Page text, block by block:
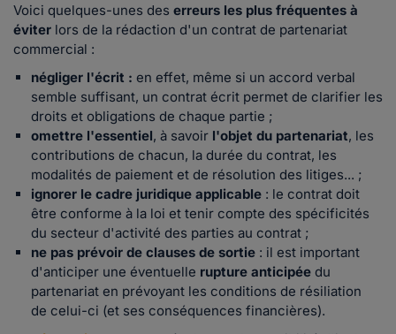
Voici quelques-unes des erreurs les plus fréquentes à
éviter lors de la rédaction d'un contrat de partenariat
commercial :
négliger l'écrit : en effet, même si un accord verbal
semble suffisant, un contrat écrit permet de clarifier les
droits et obligations de chaque partie ;
omettre l'essentiel, à savoir l'objet du partenariat, les
contributions de chacun, la durée du contrat, les
modalités de paiement et de résolution des litiges... ;
ignorer le cadre juridique applicable : le contrat doit
être conforme à la loi et tenir compte des spécificités
du secteur d'activité des parties au contrat ;
ne pas prévoir de clauses de sortie : il est important
d'anticiper une éventuelle rupture anticipée du
partenariat en prévoyant les conditions de résiliation
de celui-ci (et ses conséquences financières).